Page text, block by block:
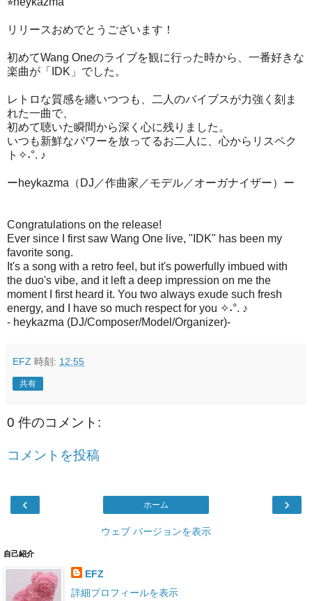
リリースおめでとうございます！
初めてWang Oneのライブを観に行った時から、一番好きな
楽曲が「IDK」でした。
レトロな質感を纏いつつも、二人のバイブスが力強く刻ま
れた一曲で、
初めて聴いた瞬間から深く心に残りました。
いつも新鮮なパワーを放ってるお二人に、心からリスペク
ト✧˖°. ♪
ーheykazma（DJ／作曲家／モデル／オーガナイザー）ー
Congratulations on the release!
Ever since I first saw Wang One live, "IDK" has been my
favorite song.
It's a song with a retro feel, but it's powerfully imbued with
the duo's vibe, and it left a deep impression on me the
moment I first heard it. You two always exude such fresh
energy, and I have so much respect for you ✧˖°. ♪
- heykazma (DJ/Composer/Model/Organizer)-
EFZ 時刻: 12:55
共有
0 件のコメント:
コメントを投稿
‹ ›
ホーム
ウェブ バージョンを表示
自己紹介
EFZ
詳細プロフィールを表示